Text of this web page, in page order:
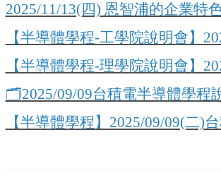
2025/11/13(四) 恩智浦的企業特
【半導體學程-工學院說明會】
【半導體學程-理學院說明會】
🗂️2025/09/09台積電半導體學程
【半導體學程】2025/09/09(二)